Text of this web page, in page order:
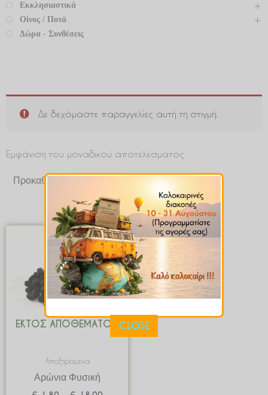
Εκκλησιαστικά
Οίνος / Ποτά
Δώρα - Συνθέσεις
Δε δεχόμαστε παραγγελίες αυτή τη στιγμή.
Εμφάνιση του μοναδικού αποτελέσματος
ΕΚΤΌΣ ΑΠΟΘΈΜΑΤΟΣ
Αποξηραμένα
Αρώνια Φυσική
Price
range:
€ 1.89
through
€ 18.90
CLOSE